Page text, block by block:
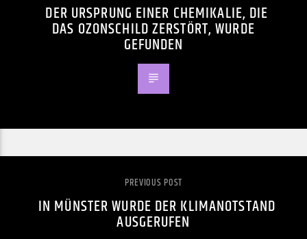
DER URSPRUNG EINER CHEMIKALIE, DIE
DAS OZONSCHILD ZERSTÖRT, WURDE
GEFUNDEN
PREVIOUS POST
IN MÜNSTER WURDE DER KLIMANOTSTAND
AUSGERUFEN